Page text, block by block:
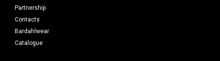
Partnership
Contacts
Bardahlwear
Catalogue